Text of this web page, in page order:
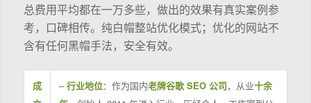
总费用平均都在一万多些，做出的效果有真实案例参
考，口碑相传。纯白帽整站优化模式；优化的网站不
含有任何黑帽手法，安全有效。
成
–行业地位：作为国内老牌谷歌 SEO 公司，从业十余